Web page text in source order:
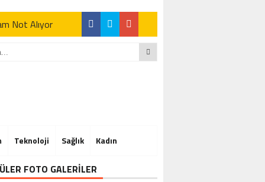
Not Alıyor
Not Alıyor
Teknoloji Sağlık Kadın
FOTO GALERİLER